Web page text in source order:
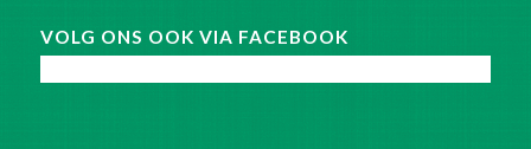
VOLG ONS OOK VIA FACEBOOK